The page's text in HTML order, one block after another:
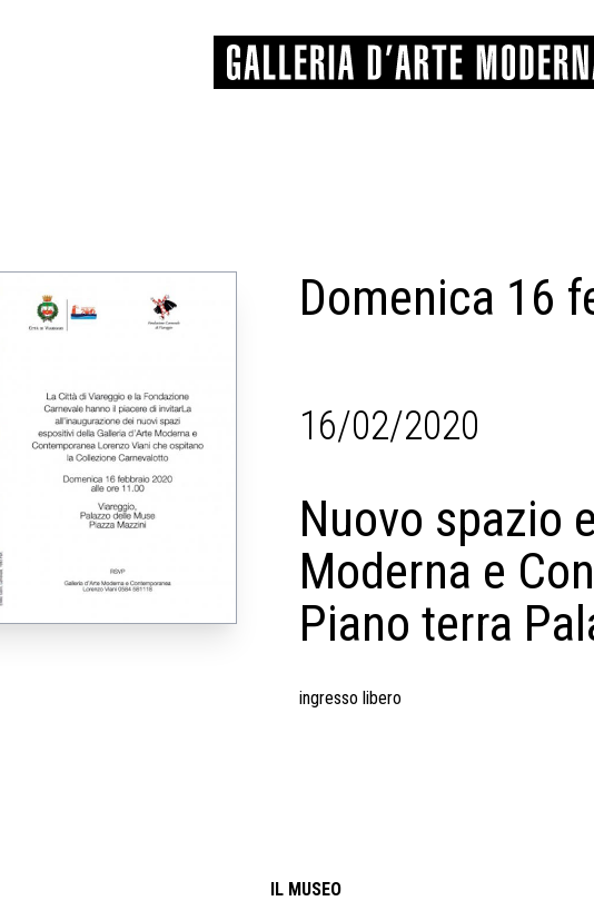
SHOP
LE COLLEZIONI
MOSTRE
EVENTI
PALAZZO DELLE MUSE
STAMPA
MATRICI XILOGRAFICHE
LUCARELLI
MARTINI
MICHETTI
16/02/2020
Nuovo spazio
Moderna e
Piano terra
ingresso libero
IL MUSEO